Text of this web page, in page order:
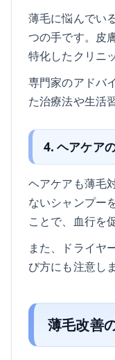
薄毛に悩んでい
つの手です。皮
特化したクリニ
専門家のアドバ
た治療法や生活
4. ヘアケア
ヘアケアも薄毛
ないシャンプー
ことで、血行を
また、ドライヤ
び方にも注意し
薄毛改善